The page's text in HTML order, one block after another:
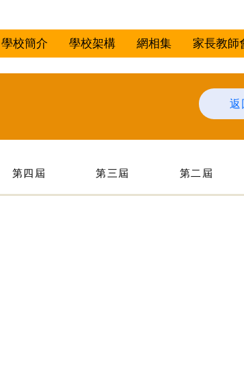
學校簡介 學校架構 網相集 家長教師
返
第四屆 第三屆 第二屆